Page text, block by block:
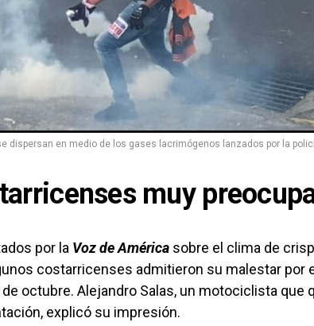
dispersan en medio de los gases lacrimógenos lanzados por la
muy
por la Voz de América sobre el clima de
costarricenses admitieron su malestar por
octubre. Alejandro Salas, un motociclista que
explicó su impresión.